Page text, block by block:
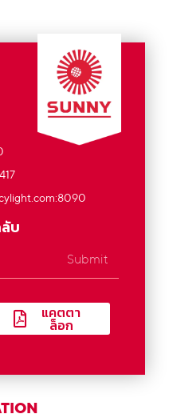
:8090
บ
Submit
แคตตา
ล็อก